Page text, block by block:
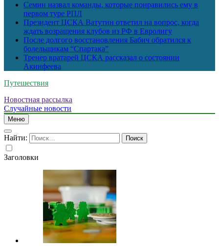
Семин назвал команды, которые понравились ему в
первом туре РПЛ
Президент ЦСКА Ватутин ответил на вопрос, когда
ждать возращения клубов из РФ в Евролигу
После долгого восстановления Бабич обратился к
болельщикам “Спартака”
Тренер вратарей ЦСКА рассказал о состоянии
Акинфеева
Путешествия
Новостная рассылка
Случайные новости
Меню
Найти:
Заголовки